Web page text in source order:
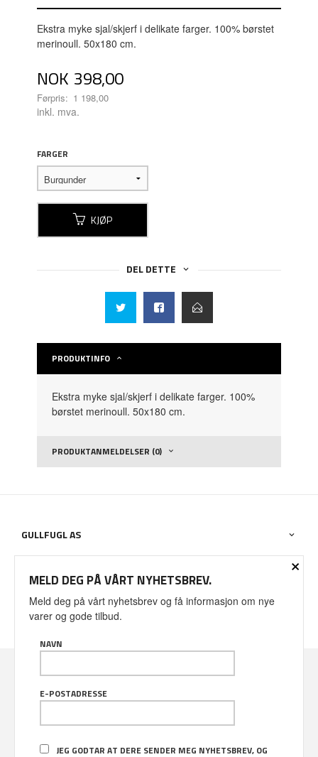
Ekstra myke sjal/skjerf i delikate farger. 100% børstet
merinoull. 50x180 cm.
Tilbud
NOK 398,00
Førpris: 1 198,00
Rabatt
inkl. mva.
FARGER
KJØP
DEL DETTE
PRODUKTINFO
Ekstra myke sjal/skjerf i delikate farger. 100%
børstet merinoull. 50x180 cm.
PRODUKTANMELDELSER (0)
GULLFUGL AS
DIN KONTO
Valuta: NOK
FRAKT KJØPSBETINGELSER SIKKERHET OG PERSONVERN
×
MELD DEG PÅ VÅRT NYHETSBREV.
Meld deg på vårt nyhetsbrev og få informasjon om nye
varer og gode tilbud.
NAVN
E-POSTADRESSE
JEG GODTAR AT DERE SENDER MEG NYHETSBREV, OG